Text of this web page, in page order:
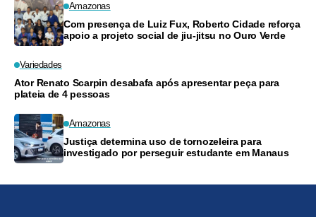
Amazonas
Com presença de Luiz Fux, Roberto Cidade reforça
apoio a projeto social de jiu-jitsu no Ouro Verde
Variedades
Ator Renato Scarpin desabafa após apresentar peça para
plateia de 4 pessoas
Amazonas
Justiça determina uso de tornozeleira para
investigado por perseguir estudante em Manaus